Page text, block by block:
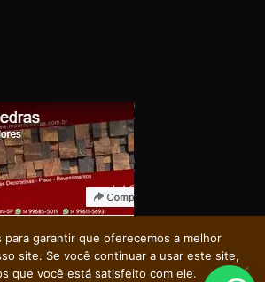
para garantir que oferecemos a melhor
site. Se você continuar a usar este site,
que você está satisfeito com ele.